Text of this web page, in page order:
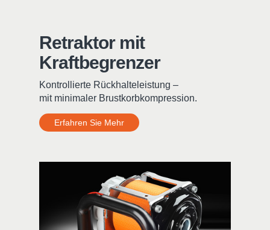
Retraktor mit
Kraftbegrenzer
Kontrollierte Rückhalteleistung –
mit minimaler Brustkorbkompression.
Erfahren Sie Mehr